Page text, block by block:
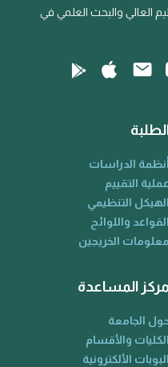
العالي والبحث العلمي في
أنظمة الدراسات
عملية التقييم
الهيكل التنظيمي
القواعد واللوائح
معلومات الخريجين
مركز المساعدة
الجامعة
الكليات والأقسام
البوبات الألكترونية